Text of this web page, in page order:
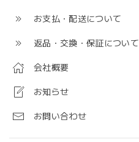
お支払・配送について
返品・交換・保証について
会社概要
お知らせ
お問い合わせ